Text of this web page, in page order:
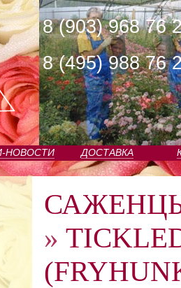
8 (903) 968 76
8 (495) 988 76
НОВОСТИ ДОСТАВКА
»